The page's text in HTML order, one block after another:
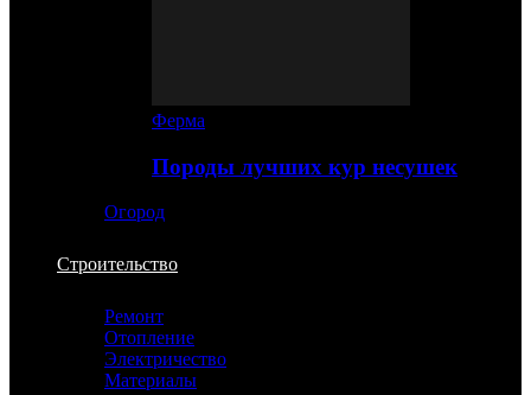
Ферма
Породы лучших кур несушек
Огород
Строительство
Ремонт
Отопление
Электричество
Материалы